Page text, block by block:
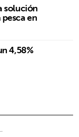
solución
en
4,58%